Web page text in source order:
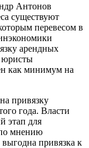
Антонов
существуют
перевесом в
арендных
юристы
как минимум на
привязку
года. Власти
этап для
мнению
выгодна привязка к